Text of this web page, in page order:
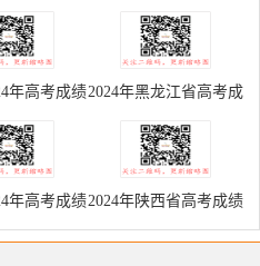
信息网
年高考成绩
系统
2024年黑龙江省高考成
绩查询入口
年高考成绩
入口
2024年陕西省高考成绩
查询入口